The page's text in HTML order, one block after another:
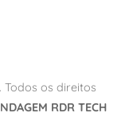
. Todos os direitos
RDR TECH